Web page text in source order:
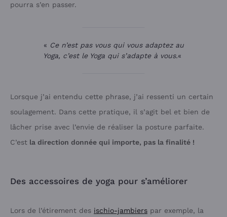
pourra s’en passer.
« Ce n’est pas vous qui vous adaptez au
Yoga, c’est le Yoga qui s’adapte à vous.«
Lorsque j’ai entendu cette phrase, j’ai ressenti un certain
soulagement. Dans cette pratique, il s’agit bel et bien de
lâcher prise avec l’envie de réaliser la posture parfaite.
C’est la direction donnée qui importe, pas la finalité !
Des accessoires de yoga pour s’améliorer
Lors de l’étirement des ischio-jambiers par exemple, la